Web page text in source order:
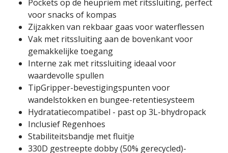
Pockets op de heupriem met ritssluiting, perfect
voor snacks of kompas
Zijzakken van rekbaar gaas voor waterflessen
Vak met ritssluiting aan de bovenkant voor
gemakkelijke toegang
Interne zak met ritssluiting ideaal voor
waardevolle spullen
TipGripper-bevestigingspunten voor
wandelstokken en bungee-retentiesysteem
Hydratatiecompatibel - past op 3L-bhydropack
Inclusief Regenhoes
Stabiliteitsbandje met fluitje
330D gestreepte dobby (50% gerecycled)-